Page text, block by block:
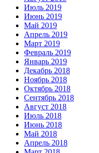
Июль 2019
Июнь 2019
Май 2019
Апрель 2019
Март 2019
Февраль 2019
Январь 2019
Декабрь 2018
Ноябрь 2018
Октябрь 2018
Сентябрь 2018
Август 2018
Июль 2018
Июнь 2018
Май 2018
Апрель 2018